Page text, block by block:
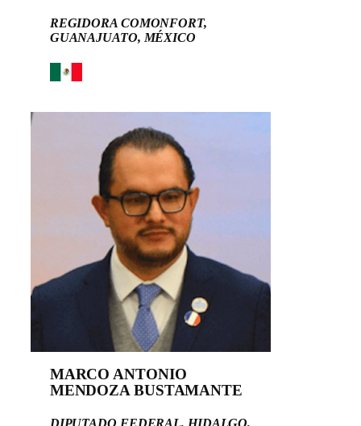
REGIDORA COMONFORT,
GUANAJUATO, MÉXICO
MARCO ANTONIO
MENDOZA BUSTAMANTE